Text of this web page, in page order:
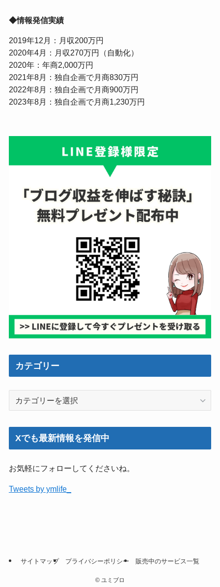
◆情報発信実績
2019年12月：月収200万円
2020年4月：月収270万円（自動化）
2020年：年商2,000万円
2021年8月：独自企画で月商830万円
2022年8月：独自企画で月商900万円
2023年8月：独自企画で月商1,230万円
カテゴリー
Xでも最新情報を発信中
お気軽にフォローしてくださいね。
Tweets by ymlife_
サイトマップ プライバシーポリシー 販売中のサービス一覧
© ユミブロ